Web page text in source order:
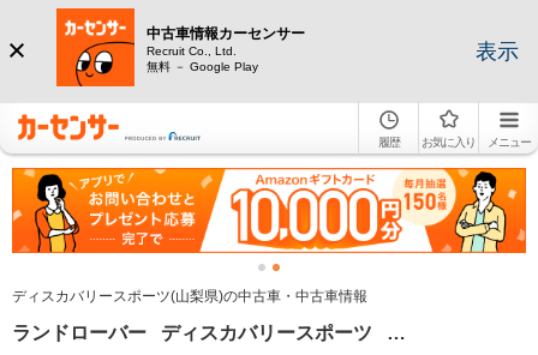
中古車情報カーセンサー
Recruit Co., Ltd.
無料 － Google Play
表示
履歴 お気に入り メニュー
ディスカバリースポーツ(山梨県)の中古車・中古車情報
ランドローバー ディスカバリースポーツ 山梨県